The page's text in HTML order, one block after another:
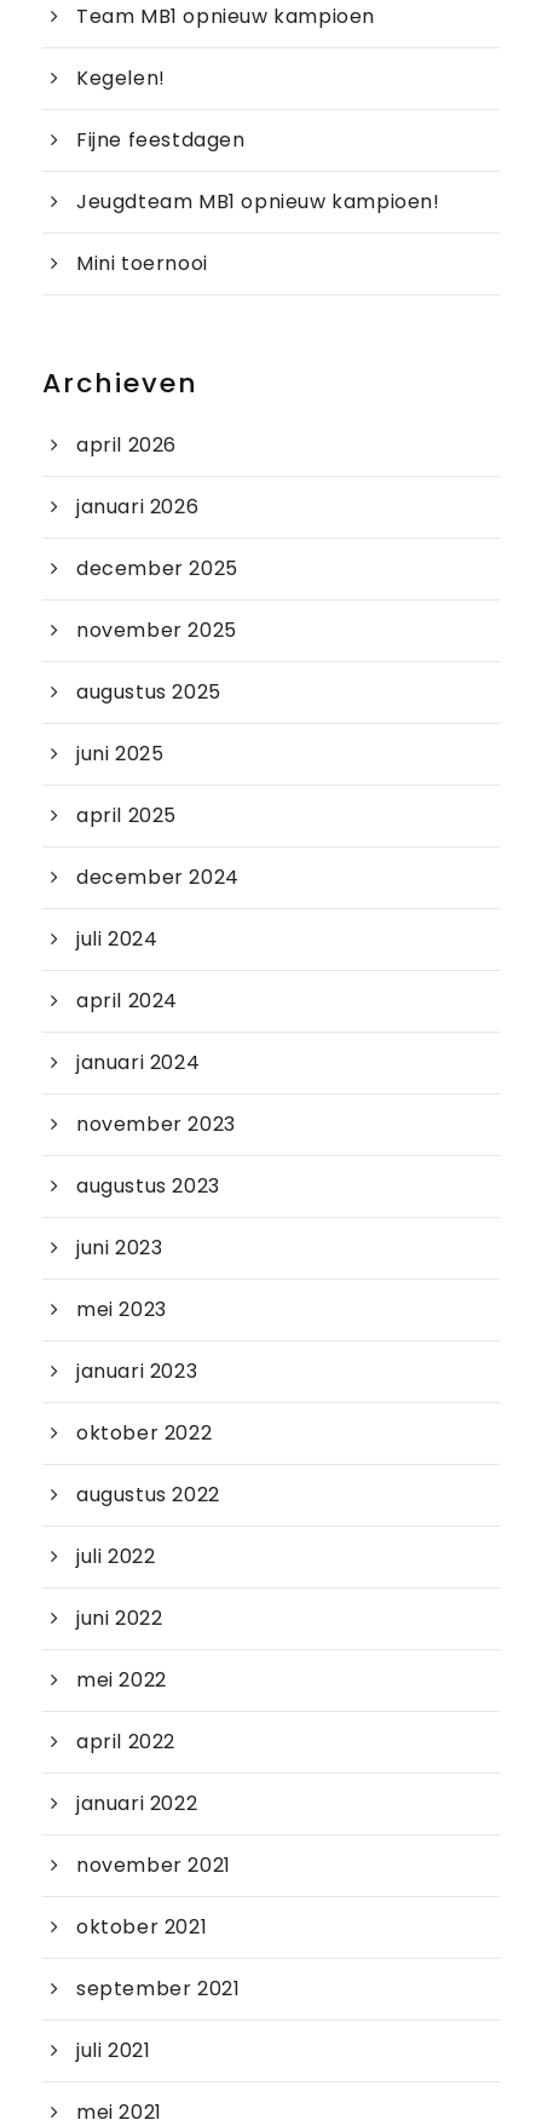
Team MB1 opnieuw kampioen
Kegelen!
Fijne feestdagen
Jeugdteam MB1 opnieuw kampioen!
Mini toernooi
Archieven
april 2026
januari 2026
december 2025
november 2025
augustus 2025
juni 2025
april 2025
december 2024
juli 2024
april 2024
januari 2024
november 2023
augustus 2023
juni 2023
mei 2023
januari 2023
oktober 2022
augustus 2022
juli 2022
juni 2022
mei 2022
april 2022
januari 2022
november 2021
oktober 2021
september 2021
juli 2021
mei 2021